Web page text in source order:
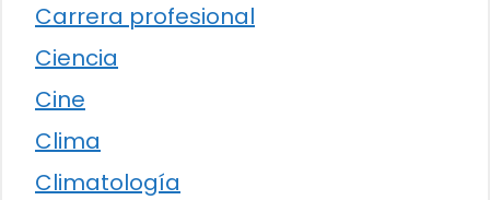
Carrera profesional
Ciencia
Cine
Clima
Climatología